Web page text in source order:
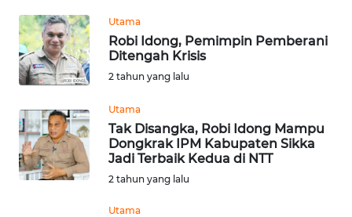
Utama
Robi Idong, Pemimpin Pemberani
Ditengah Krisis
2 tahun yang lalu
Utama
Tak Disangka, Robi Idong Mampu
Dongkrak IPM Kabupaten Sikka
Jadi Terbaik Kedua di NTT
2 tahun yang lalu
Utama
Informasi
INDEKS
KONTAK
KAMI